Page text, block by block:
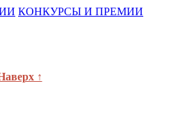
КОНКУРСЫ И ПРЕМИИ
↑